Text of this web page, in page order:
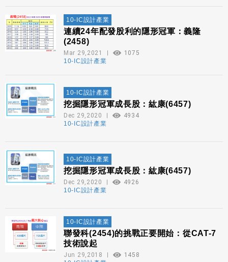
10-IC設計產業
連續24年配發股利的隱形冠軍：義隆
(2458)
Mar 29,2021
1075
10-IC設計產業
10-IC設計產業
挖掘隱形冠軍成長股：紘康(6457)
Dec 29,2020
4934
10-IC設計產業
10-IC設計產業
挖掘隱形冠軍成長股：紘康(6457)
Dec 29,2020
4926
10-IC設計產業
10-IC設計產業
聯發科(2454)的挑戰正要開始：從CAT-7
技術說起
Jun 29,2018
1458